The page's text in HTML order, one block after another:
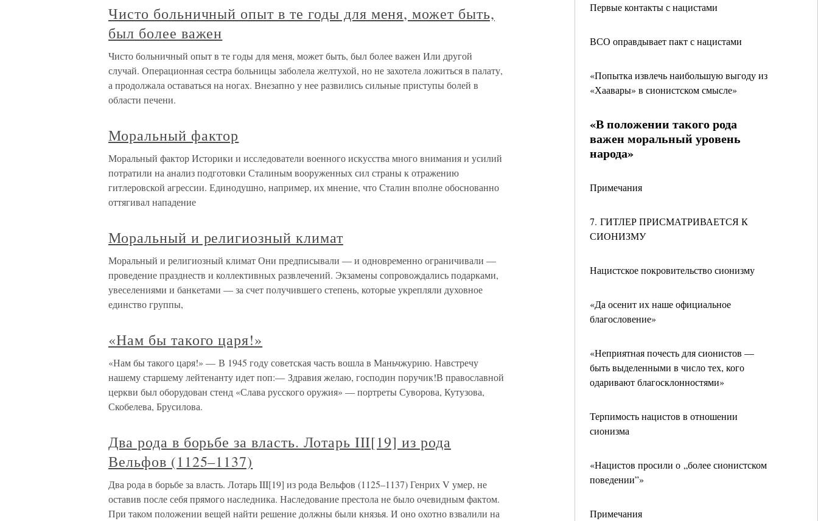
Первые контакты с нацистами
ВСО оправдывает пакт с нацистами
«Попытка извлечь наибольшую выгоду из
«Хаавары» в сионистском смысле»
«В положении такого рода
важен моральный уровень
народа»
Примечания
7. ГИТЛЕР ПРИСМАТРИВАЕТСЯ К
СИОНИЗМУ
Нацистское покровительство сионизму
«Да осенит их наше официальное
благословение»
«Неприятная почесть для сионистов —
быть выделенными в число тех, кого
одаривают благосклонностями»
Терпимость нацистов в отношении
сионизма
«Нацистов просили о „более сионистском
поведении”»
Примечания
Чисто больничный опыт в те годы для меня, может быть,
был более важен
Чисто больничный опыт в те годы для меня, может быть, был более важен Или другой
случай. Операционная сестра больницы заболела желтухой, но не захотела ложиться в палату,
а продолжала оставаться на ногах. Внезапно у нее развились сильные приступы болей в
области печени.
Моральный фактор
Моральный фактор Историки и исследователи военного искусства много внимания и усилий
потратили на анализ подготовки Сталиным вооруженных сил страны к отражению
гитлеровской агрессии. Единодушно, например, их мнение, что Сталин вполне обоснованно
оттягивал нападение
Моральный и религиозный климат
Моральный и религиозный климат Они предписывали — и одновременно ограничивали —
проведение празднеств и коллективных развлечений. Экзамены сопровождались подарками,
увеселениями и банкетами — за счет получившего степень, которые укрепляли духовное
единство группы,
«Нам бы такого царя!»
«Нам бы такого царя!» — В 1945 году советская часть вошла в Маньчжурию. Навстречу
нашему старшему лейтенанту идет поп:— Здравия желаю, господин поручик!В православной
церкви был оборудован стенд «Слава русского оружия» — портреты Суворова, Кутузова,
Скобелева, Брусилова.
Два рода в борьбе за власть. Лотарь III[19] из рода
Вельфов (1125–1137)
Два рода в борьбе за власть. Лотарь III[19] из рода Вельфов (1125–1137) Генрих V умер, не
оставив после себя прямого наследника. Наследование престола не было очевидным фактом.
При таком положении вещей найти решение должны были князья. И оно охотно взвалили на